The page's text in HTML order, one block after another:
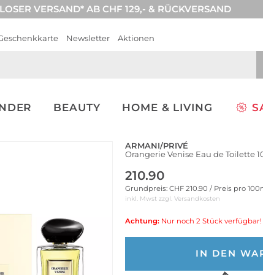
VERSAND* AB CHF 129,- & RÜCKVERSAND
Newsletter Aktionen
BEAUTY HOME & LIVING
ARMANI/PRIVÉ
Orangerie Venise Eau de Toilette
210.90
Grundpreis: CHF 210.90 / Preis pro
inkl. Mwst zzgl. Versandkosten
Achtung: Nur noch 2 Stück verfügbar!
IN DEN